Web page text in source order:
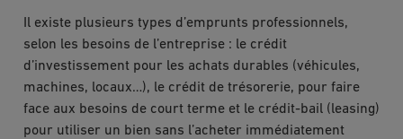
Il existe plusieurs types d’emprunts professionnels,
selon les besoins de l’entreprise : le crédit
d’investissement pour les achats durables (véhicules,
machines, locaux…), le crédit de trésorerie, pour faire
face aux besoins de court terme et le crédit-bail (leasing)
pour utiliser un bien sans l’acheter immédiatement